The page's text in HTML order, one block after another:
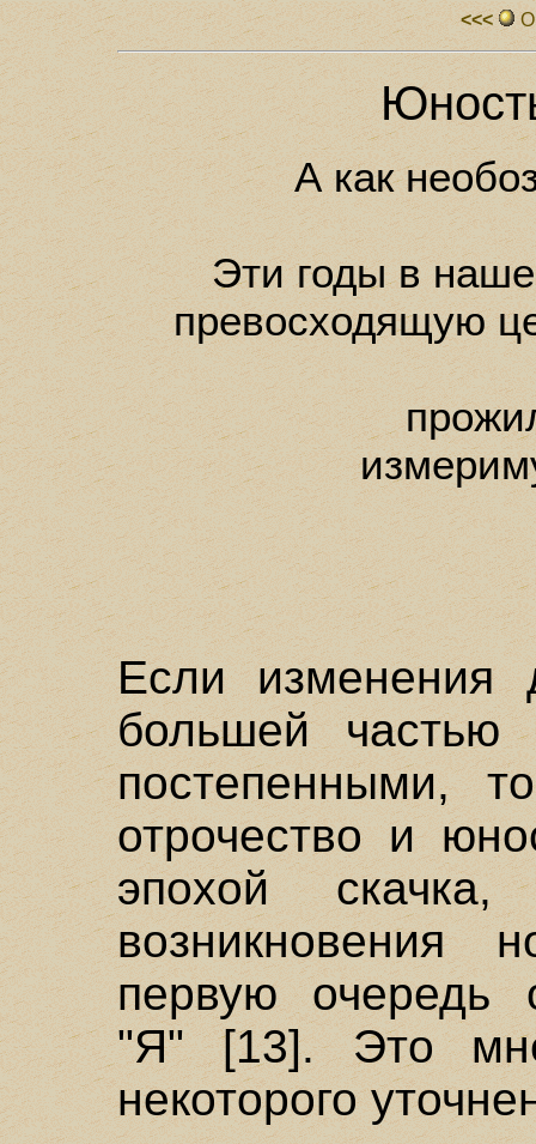
<<<
А как
Эти годы в
превосходящую
Если изменения
большей частью
постепенными,
отрочество и
эпохой скачка,
возникновения
первую очередь
"Я" [13]. Это
некоторого